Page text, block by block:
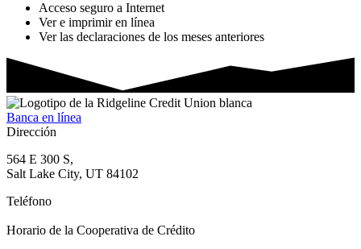
Acceso seguro a Internet
Ver e imprimir en línea
Ver las declaraciones de los meses anteriores
Banca en línea
Dirección
564 E 300 S,
Salt Lake City, UT 84102
Teléfono
Horario de la Cooperativa de Crédito